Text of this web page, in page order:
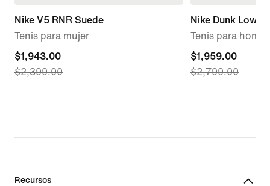
Nike V5 RNR Suede
Tenis para mujer
current
price
$2,399.00
$1,943.00
$2,399.00
Nike Dunk Low
Tenis para
current
price
$2,799.00
$1,959.00
$2,799.00
Recursos